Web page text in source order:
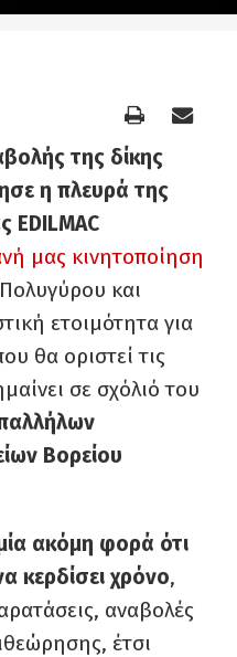
της δίκης
η πλευρά της
EDILMAC
μας κινητοποίηση
και
ετοιμότητα για
θα οριστεί τις
σε σχόλιό του
Βορείου
ακόμη φορά ότι
κερδίσει χρόνο,
αναβολές
έτσι